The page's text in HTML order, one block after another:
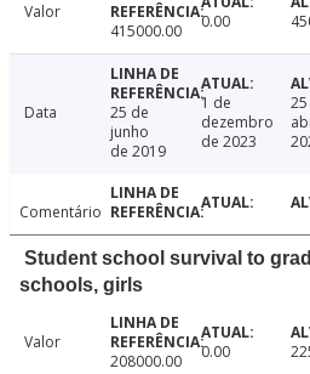
Valor
415000.00
0.00
Data
25 de
junho
de 2019
1 de
dezembro
de 2023
Comentário
Student school survival to
schools, girls
Valor
208000.00
0.00